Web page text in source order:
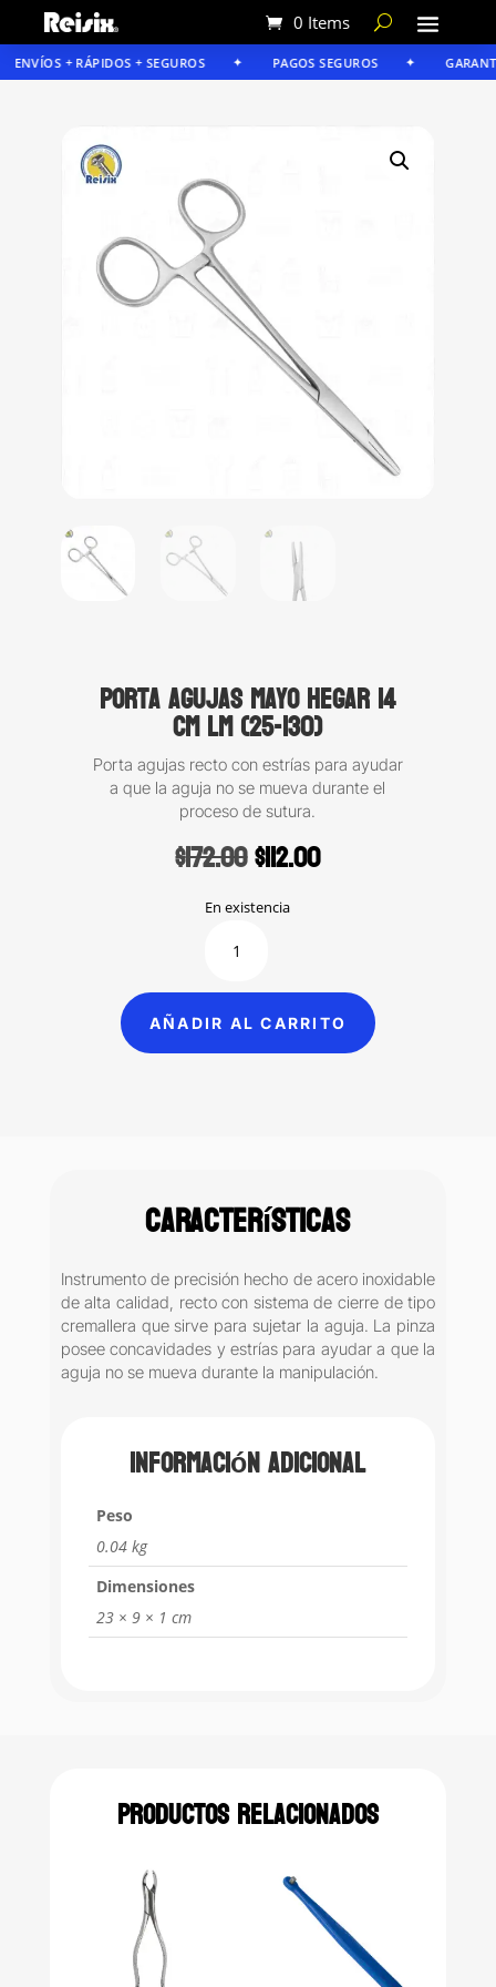
0 Items
ENVÍOS + RÁPIDOS + SEGUROS PAGOS SEGUROS
Porta agujas Mayo Hegar 14
cm LM (25-130)
Porta agujas recto con estrías para ayudar
a que la aguja no se mueva durante el
proceso de sutura.
$172.00Original
was:
$112.00Current
En existencia
agujas
14
cm
AÑADIR AL CARRITO
Características
Instrumento de precisión hecho de acero inoxidable
de alta calidad, recto con sistema de cierre de tipo
cremallera que sirve para sujetar la aguja. La pinza
posee concavidades y estrías para ayudar a que la
aguja no se mueva durante la manipulación.
Información adicional
Peso
0.04 kg
Dimensiones
23 × 9 × 1 cm
Productos relacionados